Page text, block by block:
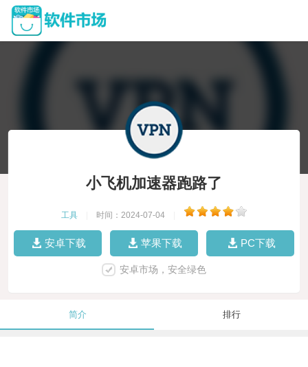
小飞机加速器跑路了
工具 时间：2024-07-04
安卓下载 苹果下载 PC下载
安卓市场，安全绿色
简介 排行